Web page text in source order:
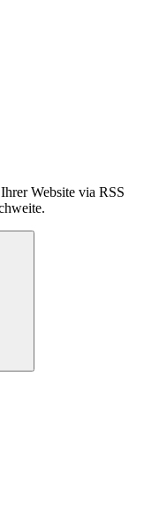
Website via RSS